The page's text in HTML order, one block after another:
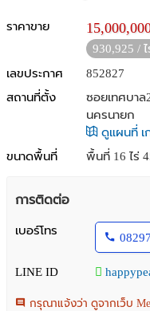
ราคาขาย
930,925 / ไ
เลขประกาศ
852827
สถานที่ตั้ง
ซอยเทศบา
นครนายก
ดูแผนที่ เ
ขนาดพื้นที่
พื้นที่ 16 ไร่
การติดต่อ
เบอร์โทร
LINE ID
กรุณาแจ้งว่า ดูจากเว็บ